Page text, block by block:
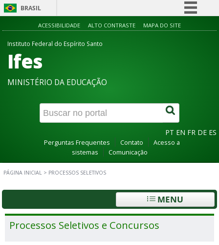
BRASIL
Simplifique!
Canais
ACESSIBILIDADE ALTO CONTRASTE MAPA DO SITE
Instituto Federal do Espírito Santo
Ifes
MINISTÉRIO DA EDUCAÇÃO
PT EN FR DE ES
Perguntas Frequentes Contato
Acesso a
sistemas
Comunicação
PÁGINA INICIAL > PROCESSOS SELETIVOS
MENU
Processos Seletivos e Concursos